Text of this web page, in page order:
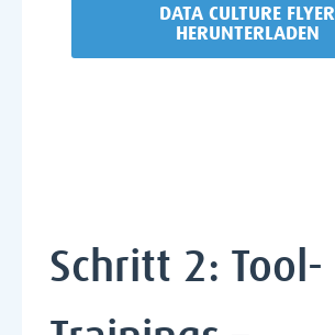
DATA CULTURE FLYER
HERUNTERLADEN
Schritt 2: Tool-